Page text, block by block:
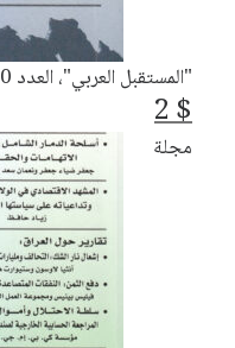
"المستقبل العربي"، العدد 310، كانون الأول/ديسمبر 2004
2$
مجلة